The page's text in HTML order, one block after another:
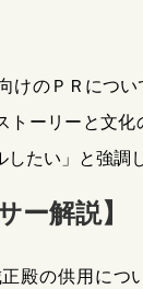
けのＰＲにつ
トーリーと文化
たい」と強調
ー解説】
殿の供用につ